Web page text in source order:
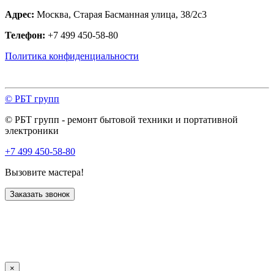
Адрес: Москва, Старая Басманная улица, 38/2с3
Телефон: +7 499 450-58-80
Политика конфиденциальности
© РБТ групп
© РБТ групп - ремонт бытовой техники и портативной
электроники
+7 499 450-58-80
Вызовите мастера!
Заказать звонок
×